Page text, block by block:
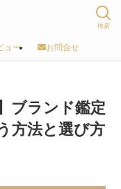
検索
ュー お問合せ
ブランド鑑定
方法と選び方